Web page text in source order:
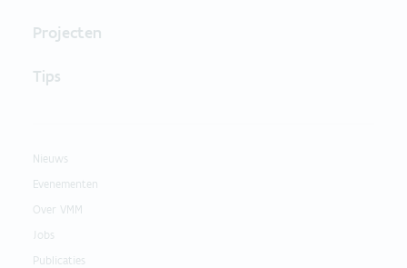
Projecten
Tips
Nieuws
Evenementen
Over VMM
Jobs
Publicaties